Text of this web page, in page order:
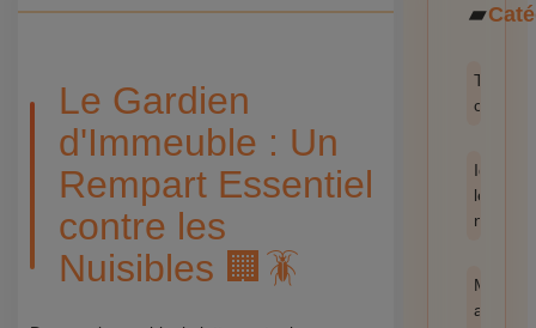
Le Gardien
d'Immeuble : Un
Rempart Essentiel
contre les
Nuisibles 🏢🪳
Toutes
les
anti-